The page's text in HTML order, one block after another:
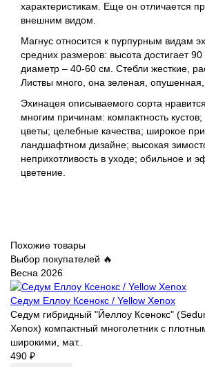
характеристикам. Еще он отличается
внешним видом.
Магнус относится к пурпурным видам
средних размеров: высота достигает 90
диаметр – 40-60 см. Стебли жесткие,
Листвы много, она зеленая, опушенная,
Эхинацея описываемого сорта
многим причинам: компактность
цветы; целебные качества; широкое
ландшафтном дизайне; высокая
неприхотливость в уходе; обильное и
цветение.
Похожие товары
Выбор покупателей 🔥
Весна 2026
Седум Еллоу Ксенокс / Yellow Xenox
Седум гибридный "Йеллоу Ксенокс"
Xenox) компактный многолетник с
широкими, мат..
490 ₽